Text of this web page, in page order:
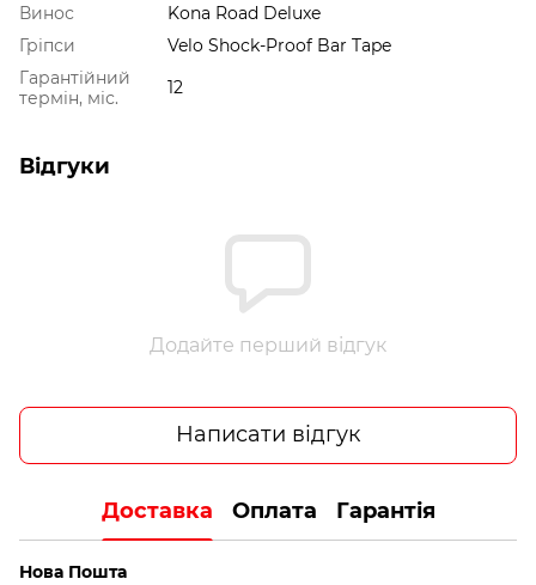
Винос
Kona Road Deluxe
Гріпси
Velo Shock-Proof Bar Tape
Гарантійний
термін, міс.
12
Відгуки
Додайте перший відгук
Написати відгук
Доставка Оплата Гарантія
Нова Пошта